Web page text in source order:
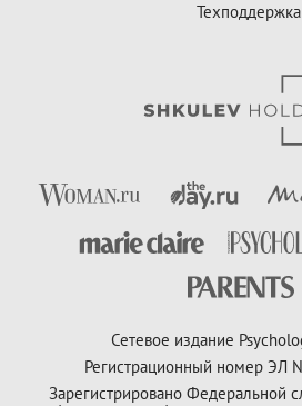
Техподдержка
Сетевое издание
Регистрационный номер ЭЛ
Зарегистрировано Федеральной